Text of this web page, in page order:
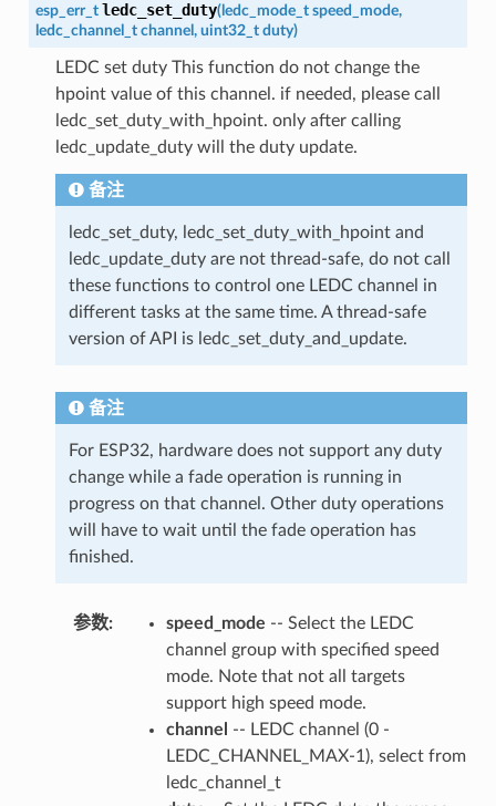
esp_err_t ledc_set_duty(ledc_mode_t speed_mode,
ledc_channel_t channel , uint32_t duty)
LEDC set duty This function do not change the
hpoint value of this channel. if needed, please call
ledc_set_duty_with_hpoint. only after calling
ledc_update_duty will the duty update.
备注
ledc_set_duty, ledc_set_duty_with_hpoint and
ledc_update_duty are not thread-safe, do not call
these functions to control one LEDC channel in
different tasks at the same time. A thread-safe
version of API is ledc_set_duty_and_update.
备注
For ESP32, hardware does not support any duty
change while a fade operation is running in
progress on that channel. Other duty operations
will have to wait until the fade operation has
finished.
参数: speed_mode -- Select the LEDC
channel group with specified speed
mode. Note that not all targets
support high speed mode.
channel
-- LEDC channel (0 -
LEDC_CHANNEL_MAX-1), select from
ledc_channel_t